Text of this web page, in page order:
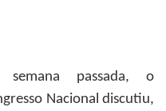
semana passada, o
Nacional discutiu,